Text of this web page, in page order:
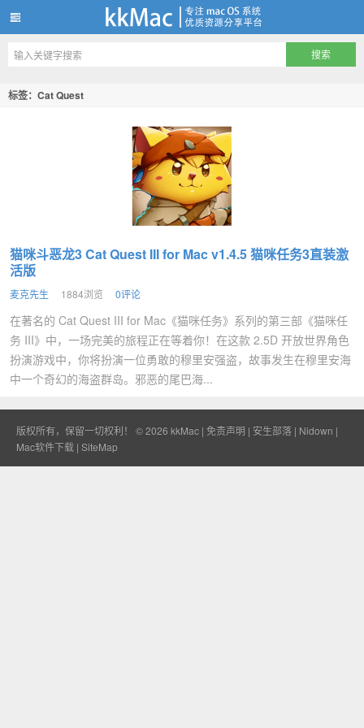
kkMac
标签：Cat Quest
猫咪斗恶龙3 Cat Quest III for Mac v1.4.5 猫咪任务3直装激
活版
麦克先生 1884浏览 0评论
在著名的 Cat Quest III for Mac《猫咪任务》系列的第三部《猫咪任
务 III》中，一场完美的旅程正在等着你！在这款 2.5D 开放世界角色
扮演游戏中，你将扮演一位勇敢的穆里安强盗，故事发生在穆里安海
中一个奇幻的海盗群岛。邪恶的尾巴海...
版权所有，保留一切权利！ © 2026 kkMac | 免责声明 | 安生部落 | Nidown |
Mac软件下载 | SiteMap